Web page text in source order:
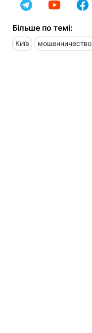
Більше по темі:
Київ мошенничество